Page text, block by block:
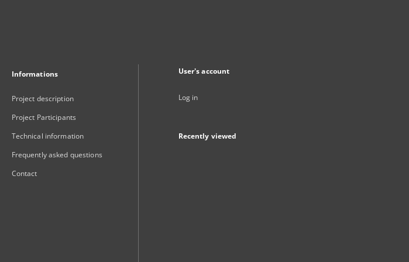
Informations
Project description
Project Participants
Technical information
Frequently asked questions
Contact
User's account
Log in
Recently viewed